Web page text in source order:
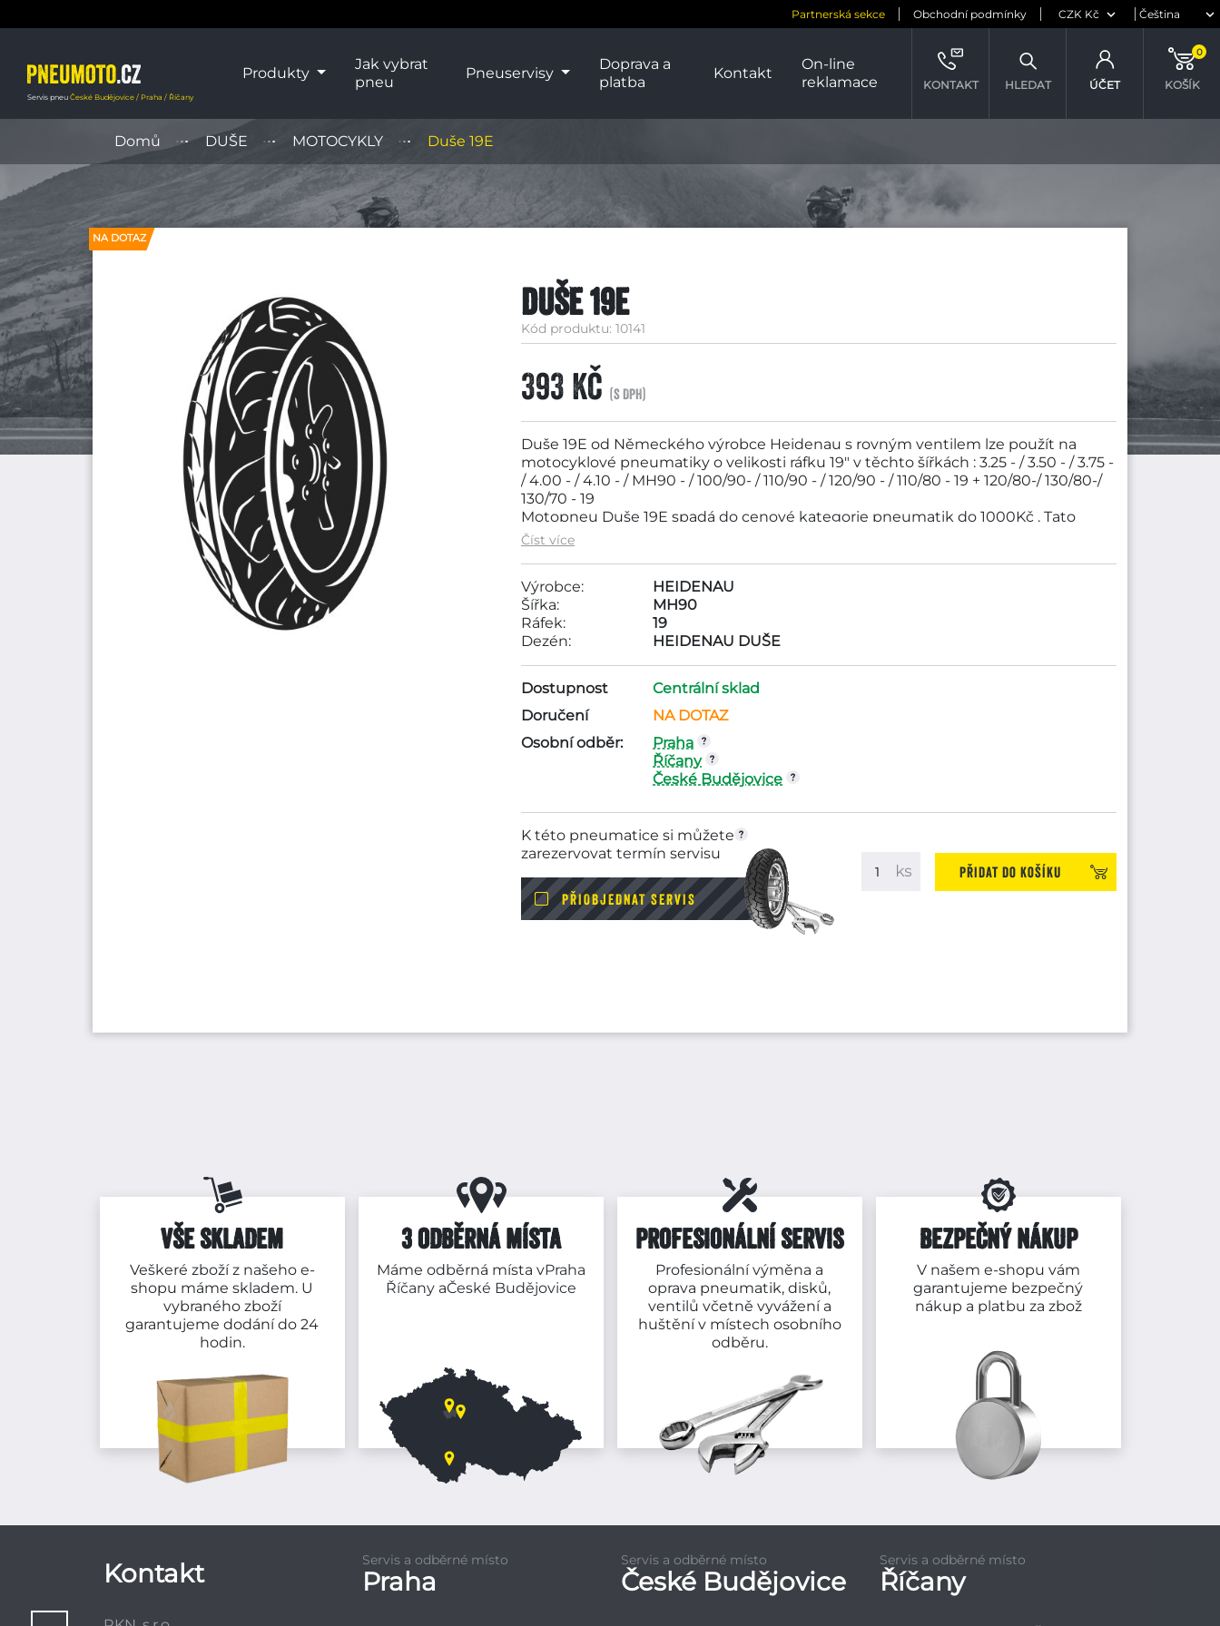
Partnerská sekce Obchodní podmínky
Servis pneu České Budějovice / Praha / Říčany
Produkty
Jak vybrat
pneu
Pneuservisy
Doprava a
platba
Kontakt
On-line
reklamace
KONTAKT HLEDAT ÚČET KOŠÍK
0
Domů DUŠE MOTOCYKLY Duše 19E
NA DOTAZ
Duše 19E
Kód produktu: 10141
393 Kč (s DPH)
Duše 19E od Německého výrobce Heidenau s rovným ventilem lze použít na
motocyklové pneumatiky o velikosti ráfku 19" v těchto šířkách : 3.25 - / 3.50 - / 3.75 -
/ 4.00 - / 4.10 - / MH90 - / 100/90- / 110/90 - / 120/90 - / 110/80 - 19 + 120/80-/ 130/80-/
130/70 - 19
Motopneu Duše 19E spadá do cenové kategorie pneumatik do 1000Kč . Tato
pneumatika je vyráběna společností HEIDENAU. Rozměry pneumatiky jsou ráfek -
Číst více
Výrobce:
HEIDENAU
Šířka:
MH90
Ráfek:
19
Dezén:
HEIDENAU DUŠE
Dostupnost
Centrální sklad
Doručení
NA DOTAZ
Osobní odběr:
Praha
Říčany
České Budějovice
K této pneumatice si můžete
zarezervovat termín servisu
PŘIOBJEDNAT SERVIS
Přidat do košíku
VŠE SKLADEM
Veškeré zboží z našeho e-
shopu máme skladem. U
vybraného zboží
garantujeme dodání do 24
hodin.
3 ODBĚRNÁ MÍSTA
Máme odběrná místa vPraha
ŘíčanyaČeské Budějovice
PROFESIONÁLNÍ SERVIS
Profesionální výměna a
oprava pneumatik, disků,
ventilů včetně vyvážení a
huštění v místech osobního
odběru.
BEZPEČNÝ NÁKUP
V našem e-shopu vám
garantujeme bezpečný
nákup a platbu za zbož
Kontakt Servis a odběrné místo
Praha
Servis a odběrné místo
České Budějovice
Servis a odběrné místo
Říčany